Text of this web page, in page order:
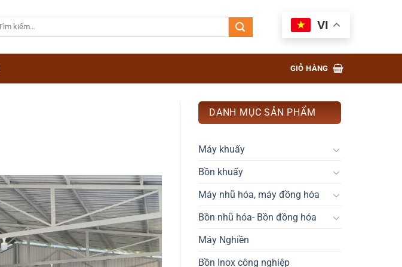
VI
GIỎ HÀNG
DANH MỤC SẢN PHẨM
Máy khuấy
Bồn khuấy
Máy nhũ hóa, máy đồng hóa
Bồn nhũ hóa- Bồn đồng hóa
Máy Nghiền
Bồn Inox công nghiệp